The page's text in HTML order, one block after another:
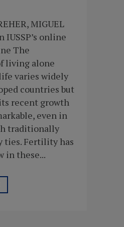
MIGUEL
IUSSP’s online
The
living alone
varies widely
countries but
recent growth
even in
traditionally
ties. Fertility has
in these...